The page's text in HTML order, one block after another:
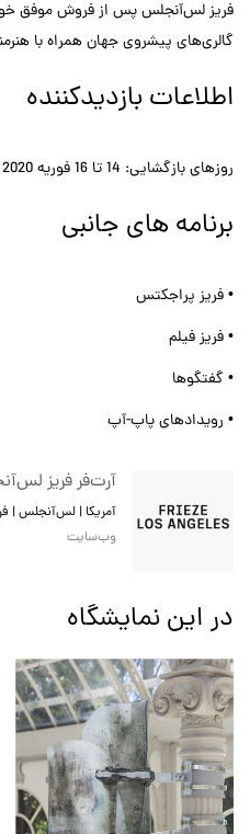
فریز لس‌آنجلس پس از فروش موفق
گالری‌های پیشروی جهان همراه با
اطلاعات بازدیدکننده
روزهای بازگشایی: 14 تا 16 فوریه 2020
برنامه های جانبی
• فریز پراجکتس
• فریز فیلم
• گفتگوها
• رویدادهای پاپ-آپ
آرت‌فر فریز
آمریکا | لس‌آنجلس |
وب‌سایت
در این نمایشگاه